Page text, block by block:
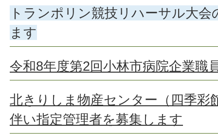
トランポリン競技リハーサル大
ます
令和8年度第2回小林市病院企業職
北きりしま物産センター（四季彩
伴い指定管理者を募集します